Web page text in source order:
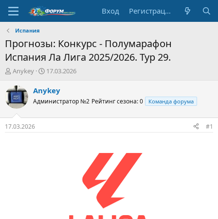
Вход Регистрация
Испания
Прогнозы: Конкурс - Полумарафон
Испания Ла Лига 2025/2026. Тур 29.
А
т
о
р
т
е
м
Anykey
Д
т
н
а
17.03.2026
Anykey
Администратор №2 Рейтинг сезона: 0 Команда форума
17.03.2026 #1